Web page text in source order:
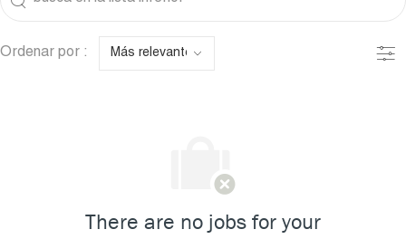
Ordenar por :
There are no jobs for your